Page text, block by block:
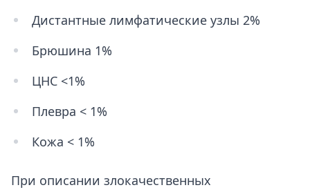
Дистантные лимфатические узлы 2%
Брюшина 1%
ЦНС <1%
Плевра < 1%
Кожа < 1%
При описании злокачественных